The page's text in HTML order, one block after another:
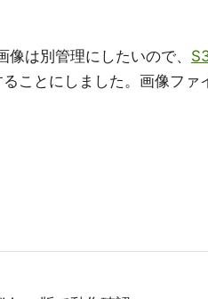
は別管理にしたいので、
ことにしました。画像ファ